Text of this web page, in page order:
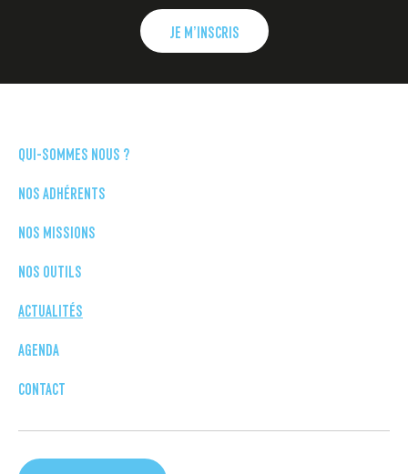
JE M’INSCRIS
QUI-SOMMES NOUS ?
NOS ADHÉRENTS
NOS MISSIONS
NOS OUTILS
ACTUALITÉS
AGENDA
CONTACT